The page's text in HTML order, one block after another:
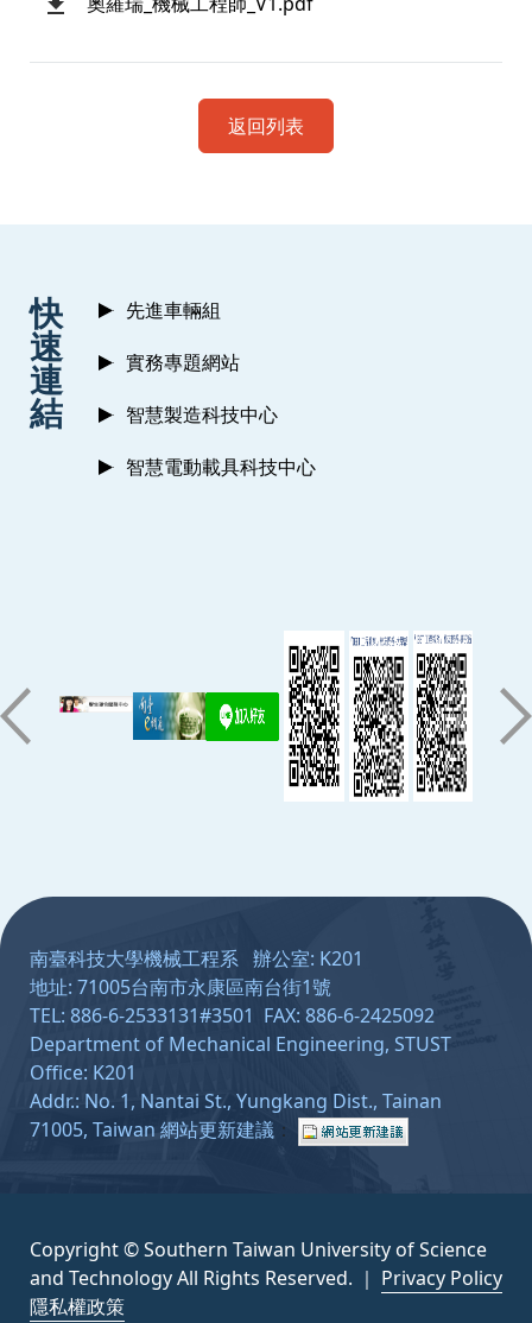
返回列表
:::
快
速
連
結
先進車輛組
實務專題網站
智慧製造科技中心
智慧電動載具科技中心
南臺科技大學機械工程系 辦公室: K201
地址: 71005台南市永康區南台街1號
TEL: 886-6-2533131#3501 FAX: 886-6-2425092
Department of Mechanical Engineering, STUST
Office: K201
Addr.: No. 1, Nantai St., Yungkang Dist., Tainan
71005, Taiwan 網站更新建議 ：
Copyright © Southern Taiwan University of Science
and Technology All Rights Reserved. ｜ Privacy Policy
隱私權政策